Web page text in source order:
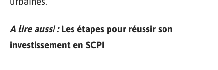
A lire aussi : Les étapes pour réussir son
investissement en SCPI